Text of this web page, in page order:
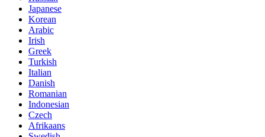
Japanese
Korean
Arabic
Irish
Greek
Turkish
Italian
Danish
Romanian
Indonesian
Czech
Afrikaans